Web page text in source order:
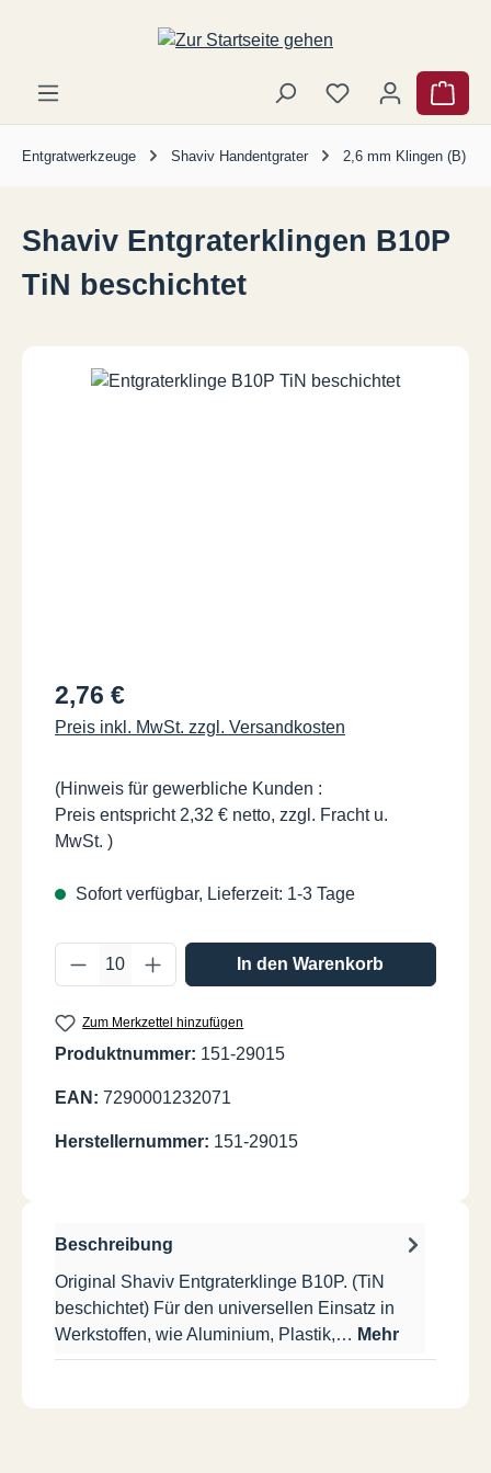
Zum Hauptinhalt springen
Entgratwerkzeuge Shaviv Handentgrater 2,6 mm Klingen (B)
Shaviv Entgraterklingen B10P
TiN beschichtet
Regulärer Preis:
2,76 €
Preis inkl. MwSt. zzgl. Versandkosten
(Hinweis für gewerbliche Kunden :
Preis entspricht 2,32 € netto, zzgl. Fracht u.
MwSt. )
Sofort verfügbar, Lieferzeit: 1-3 Tage
Produkt Anzahl: Gib den gewünschten
In den Warenkorb
Zum Merkzettel hinzufügen
Produktnummer: 151-29015
EAN: 7290001232071
Herstellernummer: 151-29015
Beschreibung
Original Shaviv Entgraterklinge B10P. (TiN
beschichtet) Für den universellen Einsatz in
Werkstoffen, wie Aluminium, Plastik,… Mehr